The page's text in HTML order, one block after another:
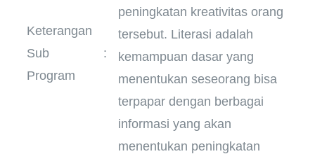
Keterangan
Sub
Program
:
peningkatan kreativitas orang
tersebut. Literasi adalah
kemampuan dasar yang
menentukan seseorang bisa
terpapar dengan berbagai
informasi yang akan
menentukan peningkatan